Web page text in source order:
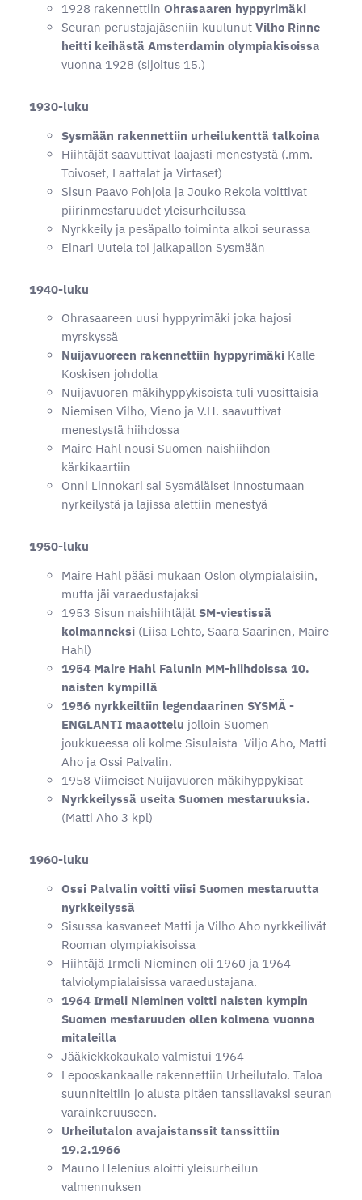
1928 rakennettiin Ohrasaaren hyppyrimäki
Seuran perustajajäseniin kuulunut Vilho Rinne
heitti keihästä Amsterdamin olympiakisoissa
vuonna 1928 (sijoitus 15.)
1930-luku
Sysmään rakennettiin urheilukenttä talkoina
Hiihtäjät saavuttivat laajasti menestystä (.mm.
Toivoset, Laattalat ja Virtaset)
Sisun Paavo Pohjola ja Jouko Rekola voittivat
piirinmestaruudet yleisurheilussa
Nyrkkeily ja pesäpallo toiminta alkoi seurassa
Einari Uutela toi jalkapallon Sysmään
1940-luku
Ohrasaareen uusi hyppyrimäki joka hajosi
myrskyssä
Nuijavuoreen rakennettiin hyppyrimäki Kalle
Koskisen johdolla
Nuijavuoren mäkihyppykisoista tuli vuosittaisia
Niemisen Vilho, Vieno ja V.H. saavuttivat
menestystä hiihdossa
Maire Hahl nousi Suomen naishiihdon
kärkikaartiin
Onni Linnokari sai Sysmäläiset innostumaan
nyrkeilystä ja lajissa alettiin menestyä
1950-luku
Maire Hahl pääsi mukaan Oslon olympialaisiin,
mutta jäi varaedustajaksi
1953 Sisun naishiihtäjät SM-viestissä
kolmanneksi (Liisa Lehto, Saara Saarinen, Maire
Hahl)
1954 Maire Hahl Falunin MM-hiihdoissa 10.
naisten kympillä
1956 nyrkkeiltiin legendaarinen SYSMÄ -
ENGLANTI maaottelu jolloin Suomen
joukkueessa oli kolme Sisulaista Viljo Aho, Matti
Aho ja Ossi Palvalin.
1958 Viimeiset Nuijavuoren mäkihyppykisat
Nyrkkeilyssä useita Suomen mestaruuksia.
(Matti Aho 3 kpl)
1960-luku
Ossi Palvalin voitti viisi Suomen mestaruutta
nyrkkeilyssä
Sisussa kasvaneet Matti ja Vilho Aho nyrkkeilivät
Rooman olympiakisoissa
Hiihtäjä Irmeli Nieminen oli 1960 ja 1964
talviolympialaisissa varaedustajana.
1964 Irmeli Nieminen voitti naisten kympin
Suomen mestaruuden ollen kolmena vuonna
mitaleilla
Jääkiekkokaukalo valmistui 1964
Lepooskankaalle rakennettiin Urheilutalo. Taloa
suunniteltiin jo alusta pitäen tanssilavaksi seuran
varainkeruuseen.
Urheilutalon avajaistanssit tanssittiin
19.2.1966
Mauno Helenius aloitti yleisurheilun
valmennuksen